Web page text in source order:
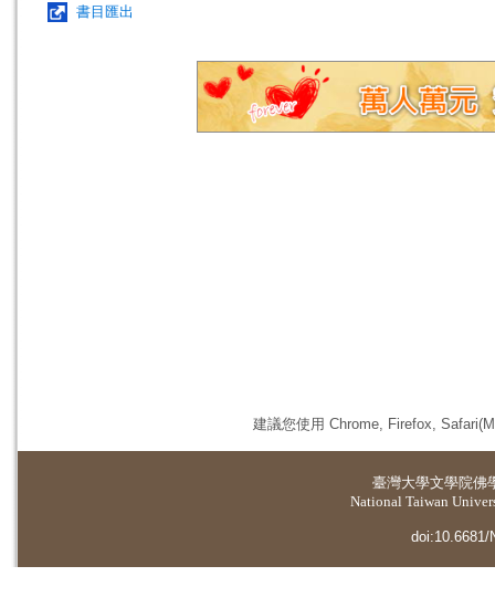
書目匯出
建議您使用 Chrome, Firefox,
臺灣大學文學院佛
National Taiwan
doi:10.6681/